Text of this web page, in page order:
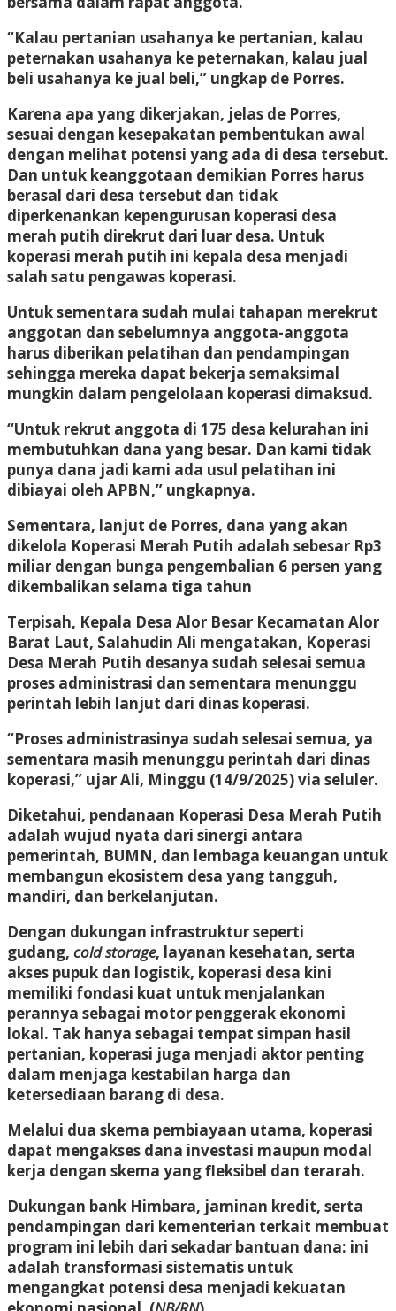
“Kalau pertanian usahanya ke pertanian, kalau
peternakan usahanya ke peternakan, kalau jual
beli usahanya ke jual beli,” ungkap de Porres.
Karena apa yang dikerjakan, jelas de Porres,
sesuai dengan kesepakatan pembentukan awal
dengan melihat potensi yang ada di desa tersebut.
Dan untuk keanggotaan demikian Porres harus
berasal dari desa tersebut dan tidak
diperkenankan kepengurusan koperasi desa
merah putih direkrut dari luar desa. Untuk
koperasi merah putih ini kepala desa menjadi
salah satu pengawas koperasi.
Untuk sementara sudah mulai tahapan merekrut
anggotan dan sebelumnya anggota-anggota
harus diberikan pelatihan dan pendampingan
sehingga mereka dapat bekerja semaksimal
mungkin dalam pengelolaan koperasi dimaksud.
“Untuk rekrut anggota di 175 desa kelurahan ini
membutuhkan dana yang besar. Dan kami tidak
punya dana jadi kami ada usul pelatihan ini
dibiayai oleh APBN,” ungkapnya.
Sementara, lanjut de Porres, dana yang akan
dikelola Koperasi Merah Putih adalah sebesar Rp3
miliar dengan bunga pengembalian 6 persen yang
dikembalikan selama tiga tahun
Terpisah, Kepala Desa Alor Besar Kecamatan Alor
Barat Laut, Salahudin Ali mengatakan, Koperasi
Desa Merah Putih desanya sudah selesai semua
proses administrasi dan sementara menunggu
perintah lebih lanjut dari dinas koperasi.
“Proses administrasinya sudah selesai semua, ya
sementara masih menunggu perintah dari dinas
koperasi,” ujar Ali, Minggu (14/9/2025) via seluler.
Diketahui, pendanaan Koperasi Desa Merah Putih
adalah wujud nyata dari sinergi antara
pemerintah, BUMN, dan lembaga keuangan untuk
membangun ekosistem desa yang tangguh,
mandiri, dan berkelanjutan.
Dengan dukungan infrastruktur seperti
gudang, cold storage, layanan kesehatan, serta
akses pupuk dan logistik, koperasi desa kini
memiliki fondasi kuat untuk menjalankan
perannya sebagai motor penggerak ekonomi
lokal. Tak hanya sebagai tempat simpan hasil
pertanian, koperasi juga menjadi aktor penting
dalam menjaga kestabilan harga dan
ketersediaan barang di desa.
Melalui dua skema pembiayaan utama, koperasi
dapat mengakses dana investasi maupun modal
kerja dengan skema yang fleksibel dan terarah.
Dukungan bank Himbara, jaminan kredit, serta
pendampingan dari kementerian terkait membuat
program ini lebih dari sekadar bantuan dana: ini
adalah transformasi sistematis untuk
mengangkat potensi desa menjadi kekuatan